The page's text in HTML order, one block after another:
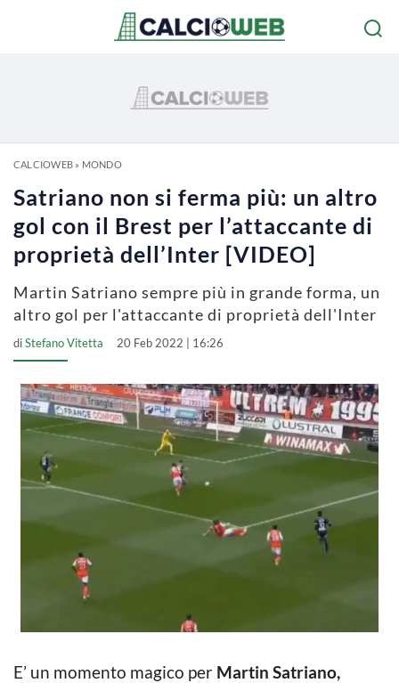
CALCIOWEB» MONDO
Satriano non si ferma più: un altro
gol con il Brest per l’attaccante di
proprietà dell’Inter [VIDEO]
Martin Satriano sempre più in grande forma, un
altro gol per l'attaccante di proprietà dell'Inter
diStefano Vitetta 20 Feb 2022 | 16:26
E’ un momento magico per Martin Satriano,